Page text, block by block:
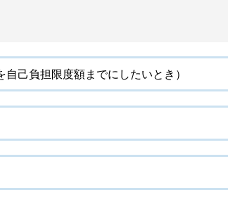
己負担限度額までにしたいとき）